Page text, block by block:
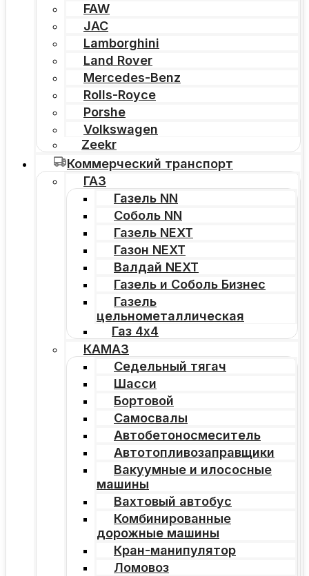
FAW
JAC
Lamborghini
Land Rover
Mercedes-Benz
Rolls-Royce
Porshe
Volkswagen
Zeekr
Коммерческий транспорт
ГАЗ
Газель NN
Соболь NN
Газель NEXT
Газон NEXT
Валдай NEXT
Газель и Соболь Бизнес
Газель
цельнометаллическая
Газ 4х4
КАМАЗ
Седельный тягач
Шасси
Бортовой
Самосвалы
Автобетоносмеситель
Автотопливозаправщики
Вакуумные и илососные
машины
Вахтовый автобус
Комбинированные
дорожные машины
Кран-манипулятор
Ломовоз